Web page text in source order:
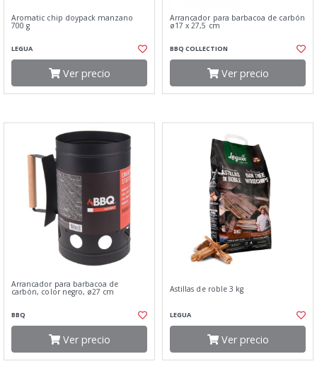
Aromatic chip doypack manzano
700 g
LEGUA
Ver precio
Arrancador para barbacoa de carbón
ø17 x 27,5 cm
BBQ COLLECTION
Ver precio
Arrancador para barbacoa de
carbón, color negro, ø27 cm
BBQ
Ver precio
Astillas de roble 3 kg
LEGUA
Ver precio